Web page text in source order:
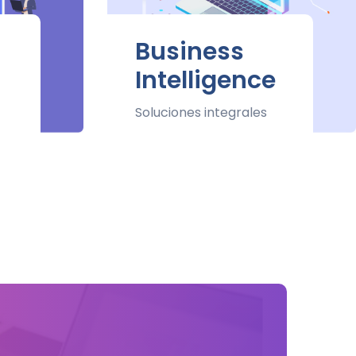
Business
Intelligence
Soluciones integrales